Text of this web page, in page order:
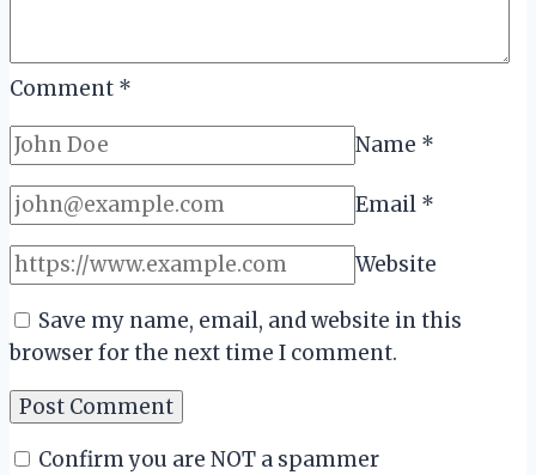
Comment *
Name *
Email *
Website
Save my name, email, and website in this
browser for the next time I comment.
Confirm you are NOT a spammer